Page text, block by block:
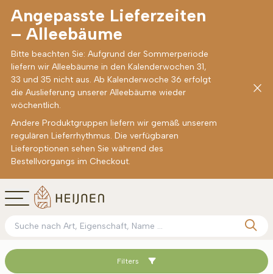
Angepasste Lieferzeiten
– Alleebäume
Bitte beachten Sie: Aufgrund der Sommerperiode
liefern wir Alleebäume in den Kalenderwochen 31,
33 und 35 nicht aus. Ab Kalenderwoche 36 erfolgt
die Auslieferung unserer Alleebäume wieder
wöchentlich.
Andere Produktgruppen liefern wir gemäß unserem
regulären Lieferrhythmus. Die verfügbaren
Lieferoptionen sehen Sie während des
Bestellvorgangs im Checkout.
Sortieren nach Filters